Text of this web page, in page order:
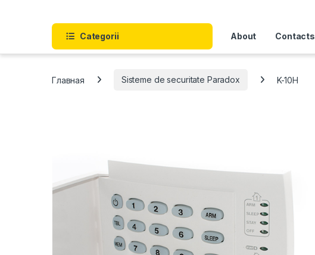
Categorii About Contacts
Главная Sisteme de securitate Paradox K-10H